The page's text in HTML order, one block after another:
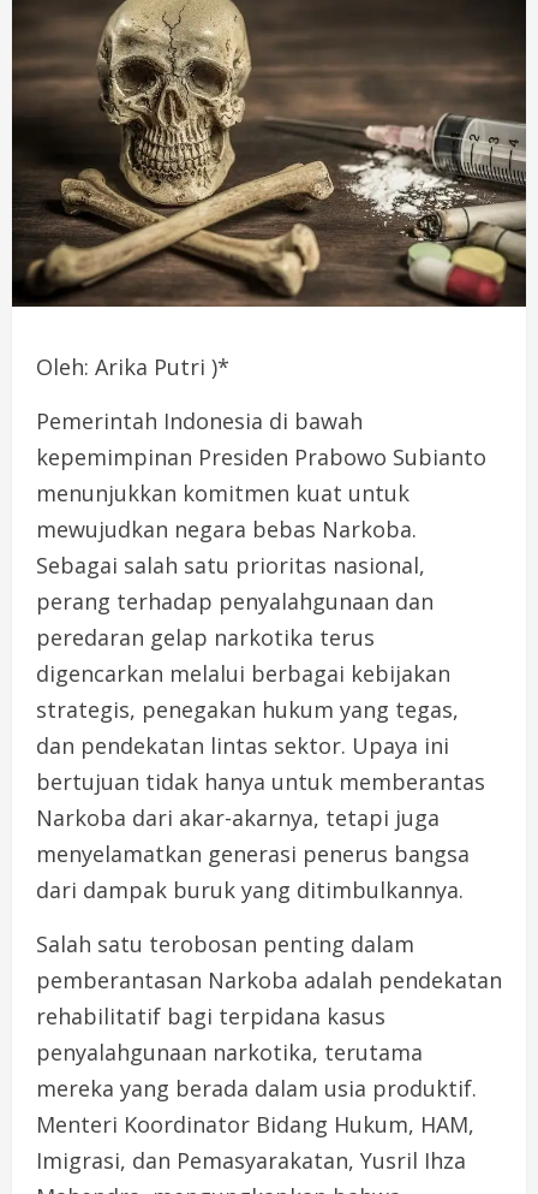
Oleh: Arika Putri )*
Pemerintah Indonesia di bawah
kepemimpinan Presiden Prabowo Subianto
menunjukkan komitmen kuat untuk
mewujudkan negara bebas Narkoba.
Sebagai salah satu prioritas nasional,
perang terhadap penyalahgunaan dan
peredaran gelap narkotika terus
digencarkan melalui berbagai kebijakan
strategis, penegakan hukum yang tegas,
dan pendekatan lintas sektor. Upaya ini
bertujuan tidak hanya untuk memberantas
Narkoba dari akar-akarnya, tetapi juga
menyelamatkan generasi penerus bangsa
dari dampak buruk yang ditimbulkannya.
Salah satu terobosan penting dalam
pemberantasan Narkoba adalah pendekatan
rehabilitatif bagi terpidana kasus
penyalahgunaan narkotika, terutama
mereka yang berada dalam usia produktif.
Menteri Koordinator Bidang Hukum, HAM,
Imigrasi, dan Pemasyarakatan, Yusril Ihza